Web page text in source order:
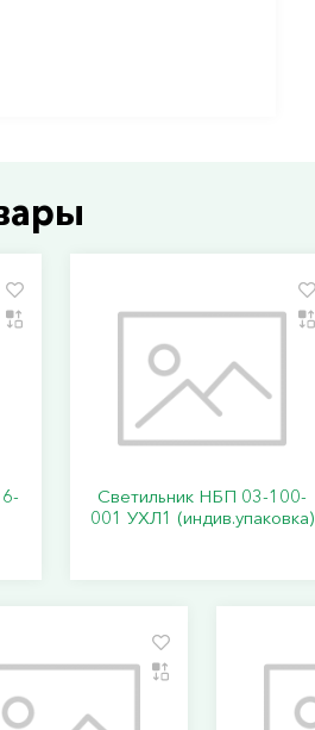
Светильник НБП 03-100-
001 УХЛ1 (индив.упаковка)